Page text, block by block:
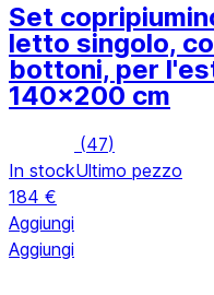
Set
letto singolo,
bottoni, per
140x200 cm
(47)
In stockUltimo pezzo
184 €
Aggiungi
Aggiungi